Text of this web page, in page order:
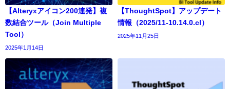
【Alteryxアイコン200連発】複
数結合ツール（Join Multiple
Tool）
2025年1月14日
【ThoughtSpot】アップデート
情報（2025/11-10.14.0.cl）
2025年11月25日